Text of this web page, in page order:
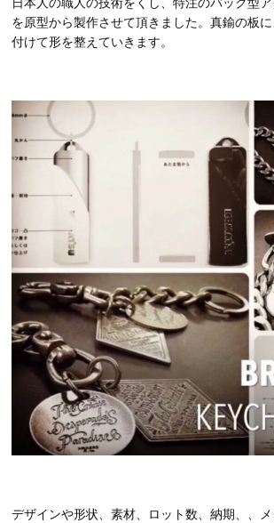
を原型から製作させて頂きました。真鍮の板
付けて形を整えていきます。
デザインや形状、素材、ロット数、納期、、メ